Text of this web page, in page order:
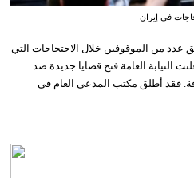
في إيران
عدد من الموقوفين خلال الاحتجاجات التي
النيابة العامة فتح قضايا جديدة ضد
فقد أطلق مكتب المدعي العام في